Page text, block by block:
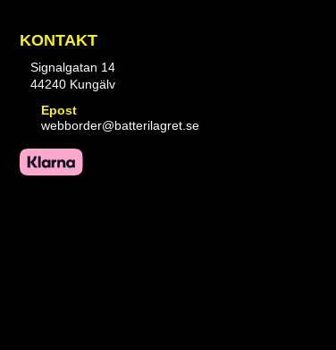
KONTAKT
Signalgatan 14
44240 Kungälv
Epost
webborder@batterilagret.se